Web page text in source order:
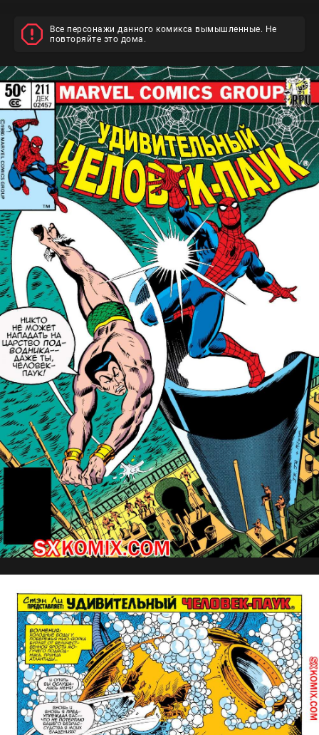
Все персонажи данного комикса вымышленные. Не
повторяйте это дома.